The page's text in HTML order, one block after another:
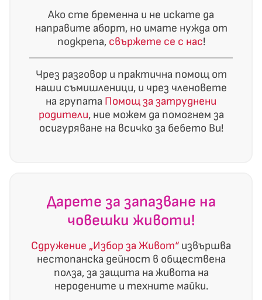
Ако сте бременна и не искате да
направите аборт, но имате нужда от
подкрепа, свържете се с нас!
Чрез разговор и практична помощ от
наши съмишленици, и чрез членовете
на групата Помощ за затруднени
родители, ние можем да помогнем за
осигуряване на всичко за бебето Ви!
Дарете за запазване на
човешки животи!
Сдружение „Избор за Живот“ извършва
нестопанска дейност в обществена
полза, за защита на живота на
неродените и техните майки.